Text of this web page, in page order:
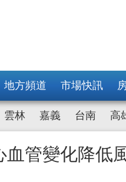
地方頻道 市場快訊
雲林 嘉義 台南 高
管變化降低